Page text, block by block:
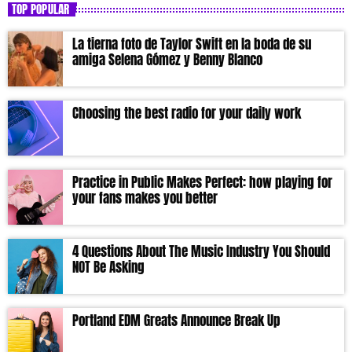
TOP POPULAR
La tierna foto de Taylor Swift en la boda de su
amiga Selena Gómez y Benny Blanco
Choosing the best radio for your daily work
Practice in Public Makes Perfect: how playing for
your fans makes you better
4 Questions About The Music Industry You Should
NOT Be Asking
Portland EDM Greats Announce Break Up